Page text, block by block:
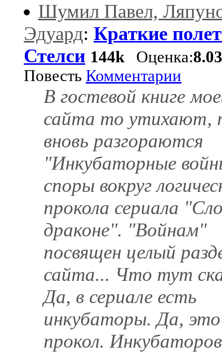
Шумил Павел,
Эдуард: Краткие
Стелси 144kОценка:
Повесть Комментарии
В гостевой книге
сайта то утихают,
вновь разгораются
"Инкубаторные
споры вокруг
прокола сериала
драконе". "Войнам"
посвящен целый
сайта... Что тут
Да, в сериале есть
инкубаторы. Да, это
прокол.